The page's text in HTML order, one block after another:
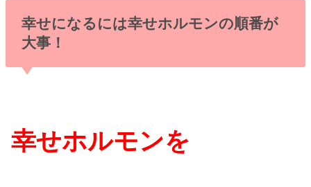
幸せになるには幸せホルモンの順番が
大事！
幸せホルモンを